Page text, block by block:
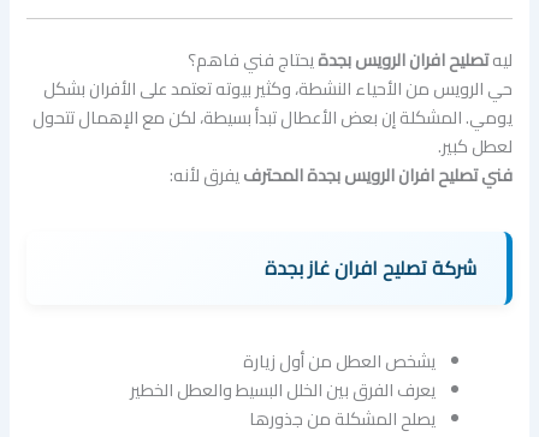
ليهتصليح افران الرويس بجدةيحتاج فني فاهم؟
حي الرويس من الأحياء النشطة، وكثير بيوته تعتمد على الأفران بشكل
يومي. المشكلة إن بعض الأعطال تبدأ بسيطة، لكن مع الإهمال تتحول
لعطل كبير.
فني تصليح افران الرويس بجدةالمحترفيفرق لأنه:
شركة تصليح افران غاز بجدة
يشخص العطل من أول زيارة
يعرف الفرق بين الخلل البسيط والعطل الخطير
يصلح المشكلة من جذورها